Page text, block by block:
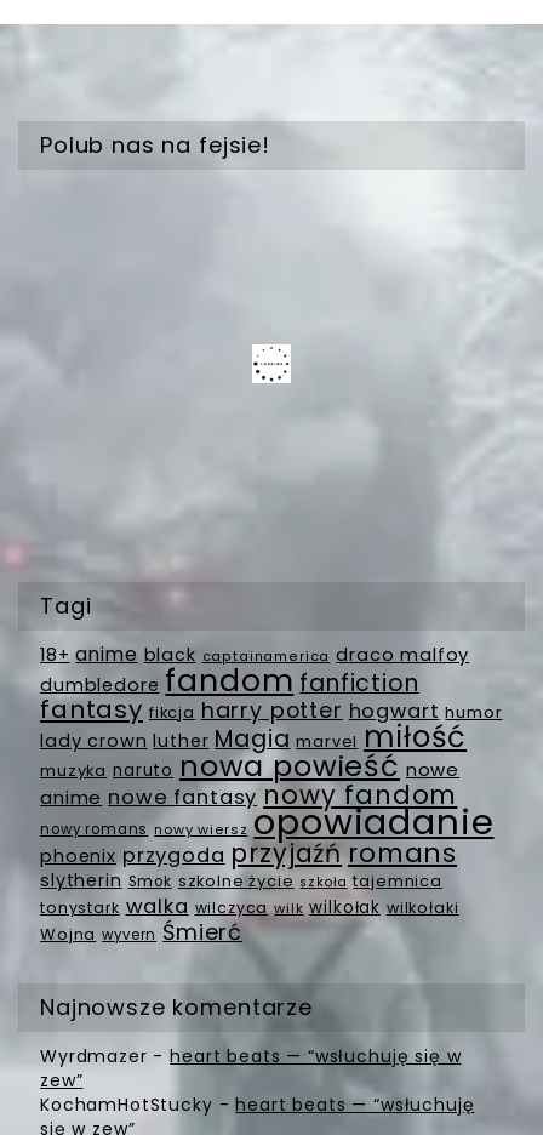
Polub nas na fejsie!
Tagi
18+ anime black captainamerica draco malfoy
dumbledore fandom fanfiction
fantasy fikcja harry potter hogwart humor
lady crown luther Magia marvel miłość
muzyka naruto nowa powieść nowe
anime nowe fantasy nowy fandom
nowy romans nowy wiersz opowiadanie
phoenix przygoda przyjaźń romans
slytherin Smok szkolne życie szkoła tajemnica
tonystark walka wilczyca wilk wilkołak wilkołaki
Wojna wyvern Śmierć
Najnowsze komentarze
Wyrdmazer -heart beats — “wsłuchuję się w
zew”
KochamHotStucky -heart beats — “wsłuchuję
się w zew”